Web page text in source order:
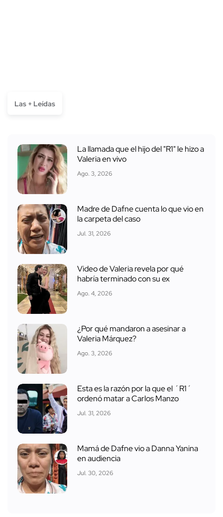
Las + Leídas
La llamada que el hijo del "R1" le hizo a
Valeria en vivo
Ago. 3, 2026
Madre de Dafne cuenta lo que vio en
la carpeta del caso
Jul. 31, 2026
Video de Valeria revela por qué
habría terminado con su ex
Ago. 4, 2026
¿Por qué mandaron a asesinar a
Valeria Márquez?
Ago. 3, 2026
Esta es la razón por la que el ´R1´
ordenó matar a Carlos Manzo
Jul. 31, 2026
Mamá de Dafne vio a Danna Yanina
en audiencia
Jul. 30, 2026